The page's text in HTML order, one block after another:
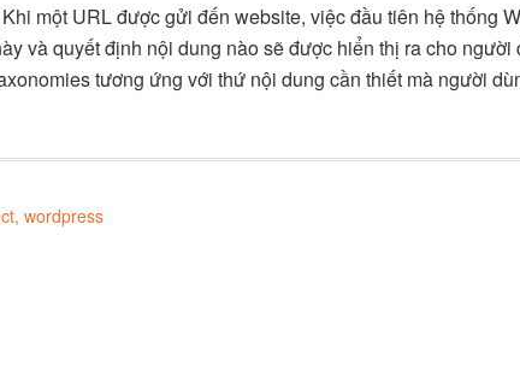
một URL được gửi đến website, việc đầu tiên hệ thống
và quyết định nội dung nào sẽ được hiển thị ra cho
tương ứng với thứ nội dung cần thiết mà người
, wordpress